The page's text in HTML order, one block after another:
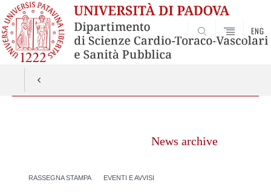
SEARCH
ENG
News archive
RASSEGNA STAMPA EVENTI E AVVISI